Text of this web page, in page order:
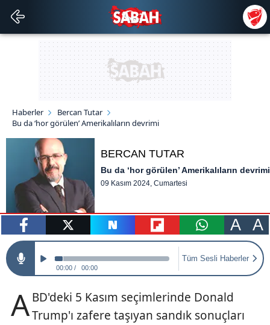
Haberler
Bercan Tutar
Bu da ‘hor görülen’ Amerikalıların devrimi
BERCAN TUTAR
Bu da ‘hor görülen’ Amerikalıların devrimi
09 Kasım 2024, Cumartesi
paylaş tweetle paylaş paylaş paylaş
A A
00:00 00:00
Tüm Sesli Haberler
ABD'deki 5 Kasım seçimlerinde Donald
Trump'ı zafere taşıyan sandık sonuçları